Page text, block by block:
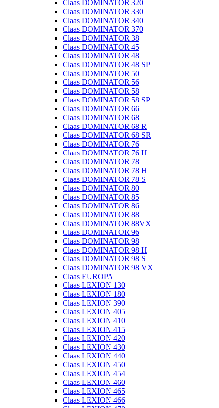
Claas DOMINATOR 320
Claas DOMINATOR 330
Claas DOMINATOR 340
Claas DOMINATOR 370
Claas DOMINATOR 38
Claas DOMINATOR 45
Claas DOMINATOR 48
Claas DOMINATOR 48 SP
Claas DOMINATOR 50
Claas DOMINATOR 56
Claas DOMINATOR 58
Claas DOMINATOR 58 SP
Claas DOMINATOR 66
Claas DOMINATOR 68
Claas DOMINATOR 68 R
Claas DOMINATOR 68 SR
Claas DOMINATOR 76
Claas DOMINATOR 76 H
Claas DOMINATOR 78
Claas DOMINATOR 78 H
Claas DOMINATOR 78 S
Claas DOMINATOR 80
Claas DOMINATOR 85
Claas DOMINATOR 86
Claas DOMINATOR 88
Claas DOMINATOR 88VX
Claas DOMINATOR 96
Claas DOMINATOR 98
Claas DOMINATOR 98 H
Claas DOMINATOR 98 S
Claas DOMINATOR 98 VX
Claas EUROPA
Claas LEXION 130
Claas LEXION 180
Claas LEXION 390
Claas LEXION 405
Claas LEXION 410
Claas LEXION 415
Claas LEXION 420
Claas LEXION 430
Claas LEXION 440
Claas LEXION 450
Claas LEXION 454
Claas LEXION 460
Claas LEXION 465
Claas LEXION 466